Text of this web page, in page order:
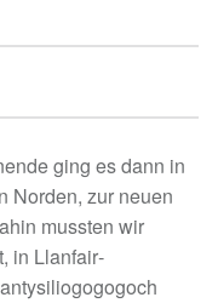
ging es dann in
Norden, zur neuen
mussten wir
in Llanfair­